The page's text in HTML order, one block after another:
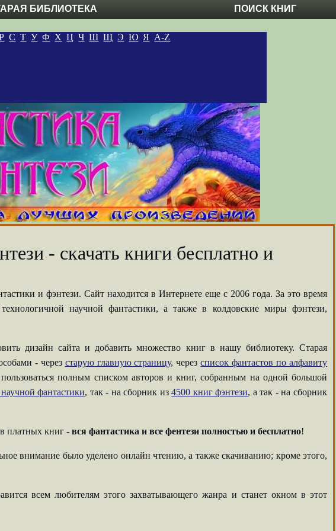
БИБЛИОТЕКА ПОИСК КНИГ
С Т У Ф Х Ц Ч Ш Щ Э Ю Я A-Z
- скачать книги бесплатно и
и фэнтези. Сайт находится в Интернете еще с 2006 года. За это время
научной фантастики, а также в колдовские миры фэнтези,
дизайн сайта и добавить множество книг в нашу библиотеку. Старая
- через старую главную страницу, черезсписок фантастов по алфавиту
полным списком авторов и книг, собранным на одной большой
фантастики, так - на сборник из4500 книг фэнтези, а так - на сборник
платных книг - вся фантастика и все фентези полностью и бесплатно!
внимание было уделено онлайн чтению, а также скачиванию; кроме этого,
всем любителям этого захватывающего жанра и станет окном в этот